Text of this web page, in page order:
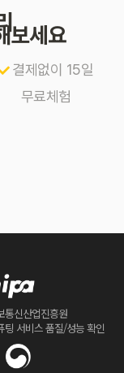
보세요
결제없이 15일
무료체험
통신산업진흥원
팅 서비스 품질/성능 확인